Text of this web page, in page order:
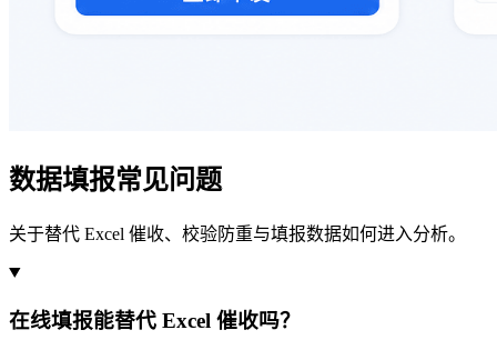
数据填报常见问题
关于替代 Excel 催收、校验防重与填报数据如何进入分析。
在线填报能替代 Excel 催收吗？